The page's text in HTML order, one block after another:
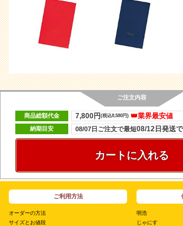
ご注文内容
商品総額代金 👑業界最安値
7,800円(税込8,580円)
納期目安 08/07日ご注文で最短08/12日発送で
カートに入れる
ご利用方法
オーダーの方法
サイズとお値段
明浩
じゃにす